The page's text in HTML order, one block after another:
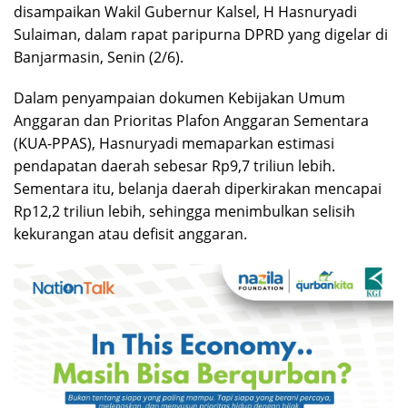
disampaikan Wakil Gubernur Kalsel, H Hasnuryadi
Sulaiman, dalam rapat paripurna DPRD yang digelar di
Banjarmasin, Senin (2/6).
Dalam penyampaian dokumen Kebijakan Umum
Anggaran dan Prioritas Plafon Anggaran Sementara
(KUA-PPAS), Hasnuryadi memaparkan estimasi
pendapatan daerah sebesar Rp9,7 triliun lebih.
Sementara itu, belanja daerah diperkirakan mencapai
Rp12,2 triliun lebih, sehingga menimbulkan selisih
kekurangan atau defisit anggaran.